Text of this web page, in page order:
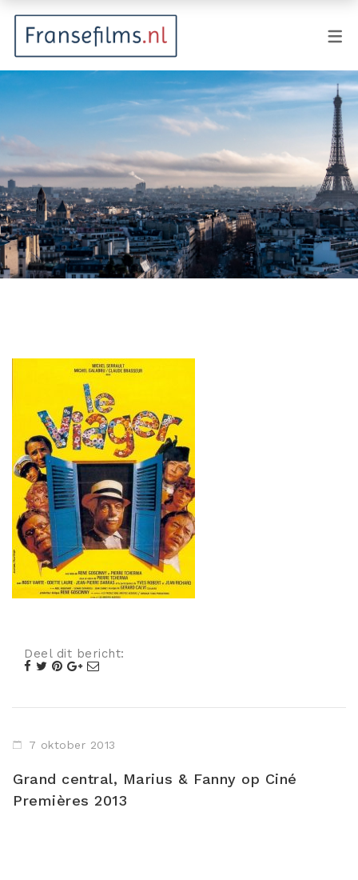
Animatie
Documentaire
Drama
Fantasy
Horror
Misdaad
Oorlogsfilm
Romantische komedie
Thriller
Deel dit bericht:
7 oktober 2013
Grand central, Marius & Fanny op Ciné
Premières 2013